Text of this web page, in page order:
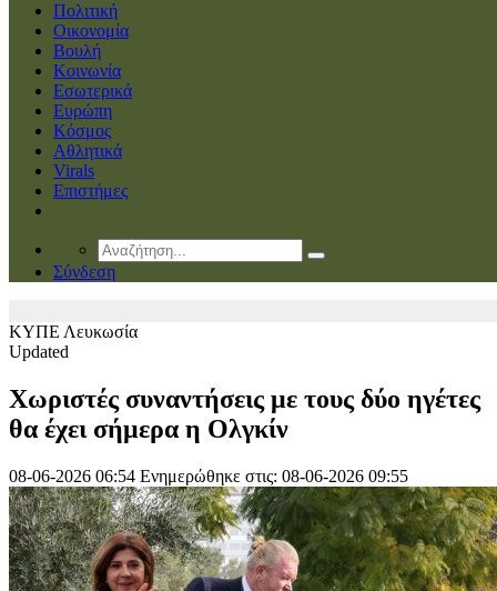
Πολιτική
Οικονομία
Βουλή
Κοινωνία
Εσωτερικά
Ευρώπη
Κόσμος
Αθλητικά
Virals
Επιστήμες
Σύνδεση
ΚΥΠΕ Λευκωσία
Updated
Χωριστές συναντήσεις με τους δύο ηγέτες
θα έχει σήμερα η Ολγκίν
08-06-2026 06:54 Ενημερώθηκε στις: 08-06-2026 09:55